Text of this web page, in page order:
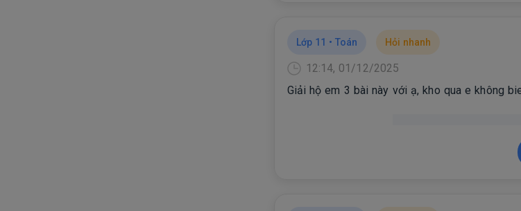
Lớp 11 • Toán Hỏi nhanh
12:14, 01/12/2025
Giải hộ em 3 bài này với ạ, kho qua e không